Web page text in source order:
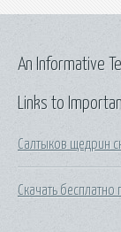
Links to
Салтыков щедрин
Скачать
An Informative